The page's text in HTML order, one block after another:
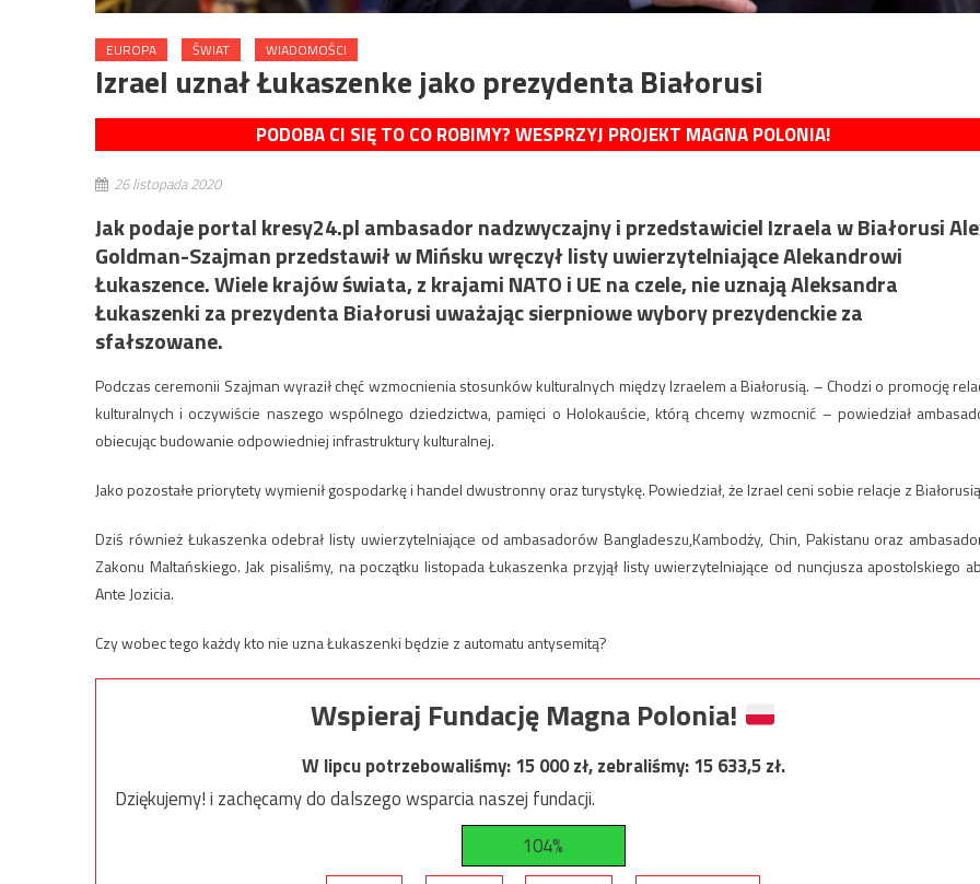
EUROPA ŚWIAT WIADOMOŚCI
Izrael uznał Łukaszenke jako prezydenta Białorusi
PODOBA CI SIĘ TO CO ROBIMY? WESPRZYJ PROJEKT MAGNA POLONIA!
26 listopada 2020
Jak podaje portal kresy24.pl ambasador nadzwyczajny i przedstawiciel Izraela w Białorusi
Goldman-Szajman przedstawił w Mińsku wręczył listy uwierzytelniające Alekandrowi
Łukaszence. Wiele krajów świata, z krajami NATO i UE na czele, nie uznają Aleksandra
Łukaszenki za prezydenta Białorusi uważając sierpniowe wybory prezydenckie za
sfałszowane.
Podczas ceremonii Szajman wyraził chęć wzmocnienia stosunków kulturalnych między Izraelem a Białorusią. – Chodzi o promocję
kulturalnych i oczywiście naszego wspólnego dziedzictwa, pamięci o Holokauście, którą chcemy wzmocnić – powiedział
obiecując budowanie odpowiedniej infrastruktury kulturalnej.
Jako pozostałe priorytety wymienił gospodarkę i handel dwustronny oraz turystykę. Powiedział, że Izrael ceni sobie relacje z
Dziś również Łukaszenka odebrał listy uwierzytelniające od ambasadorów Bangladeszu,Kambodży, Chin, Pakistanu oraz
Zakonu Maltańskiego. Jak pisaliśmy, na początku listopada Łukaszenka przyjął listy uwierzytelniające od nuncjusza apostolskiego
Ante Jozicia.
Czy wobec tego każdy kto nie uzna Łukaszenki będzie z automatu antysemitą?
Wspieraj Fundację Magna Polonia!
W lipcu potrzebowaliśmy:15 000zł, zebraliśmy:15 633,5zł.
Dziękujemy! i zachęcamy do dalszego wsparcia naszej fundacji.
104%